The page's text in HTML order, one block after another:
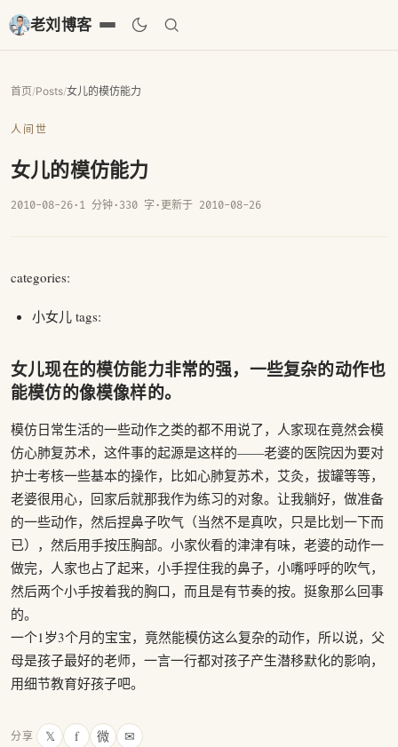
老刘博客
首页/Posts/女儿的模仿能力
人间世
女儿的模仿能力
2010-08-26· 1 分钟· 330 字 · 更新于 2010-08-26
categories:
小女儿 tags:
女儿现在的模仿能力非常的强，一些复杂的动作也
能模仿的像模像样的。
模仿日常生活的一些动作之类的都不用说了，人家现在竟然会模
仿心肺复苏术，这件事的起源是这样的——老婆的医院因为要对
护士考核一些基本的操作，比如心肺复苏术，艾灸，拔罐等等，
老婆很用心，回家后就那我作为练习的对象。让我躺好，做准备
的一些动作，然后捏鼻子吹气（当然不是真吹，只是比划一下而
已），然后用手按压胸部。小家伙看的津津有味，老婆的动作一
做完，人家也占了起来，小手捏住我的鼻子，小嘴呼呼的吹气，
然后两个小手按着我的胸口，而且是有节奏的按。挺象那么回事
的。
一个1岁3个月的宝宝，竟然能模仿这么复杂的动作，所以说，父
母是孩子最好的老师，一言一行都对孩子产生潜移默化的影响，
用细节教育好孩子吧。
分享 𝕏 f 微 ✉